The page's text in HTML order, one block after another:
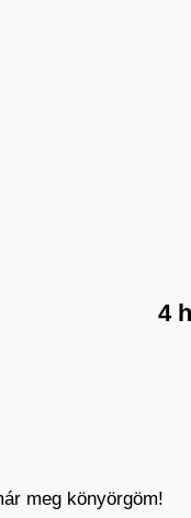
4
meg könyörgöm!